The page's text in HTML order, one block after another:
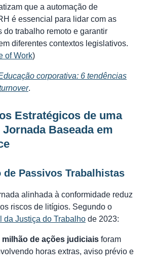
que a automação de
é essencial para lidar com as
do trabalho remoto e garantir
diferentes contextos legislativos.
of Work)
corporativa: 6 tendências
.
Estratégicos de uma
Jornada Baseada em
de Passivos Trabalhistas
alinhada à conformidade reduz
riscos de litígios. Segundo o
da Justiça do Trabalho de 2023:
milhão de ações judiciais foram
horas extras, aviso prévio e